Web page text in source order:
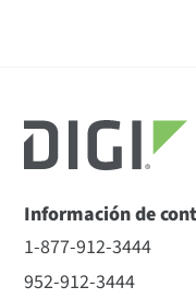
Información de
1-877-912-3444
952-912-3444